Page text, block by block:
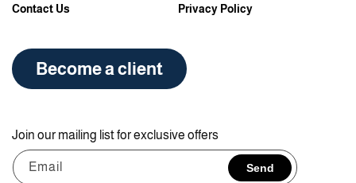
Contact Us Privacy Policy
Become a client
Join our mailing list for exclusive offers
Email Send